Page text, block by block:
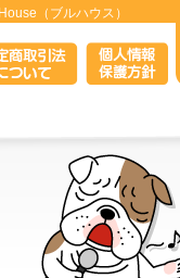
（ブルハウス）